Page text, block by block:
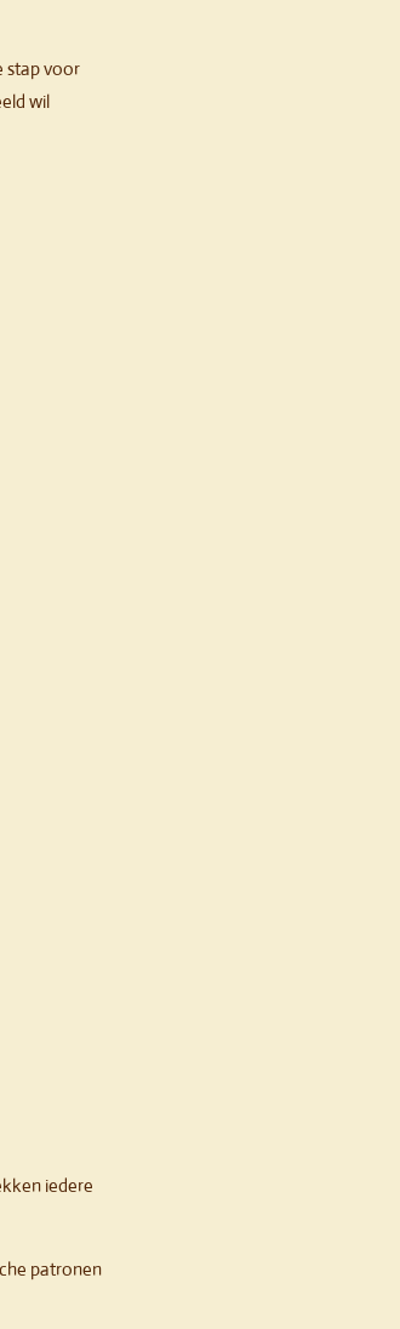
stap voor
wil
iedere
patronen